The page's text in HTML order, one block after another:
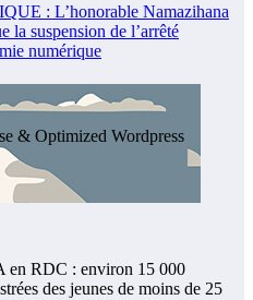
: L’honorable Namazihana
la suspension de l’arrêté
numérique
& Optimized Wordpress
RDC : environ 15 000
des jeunes de moins de 25